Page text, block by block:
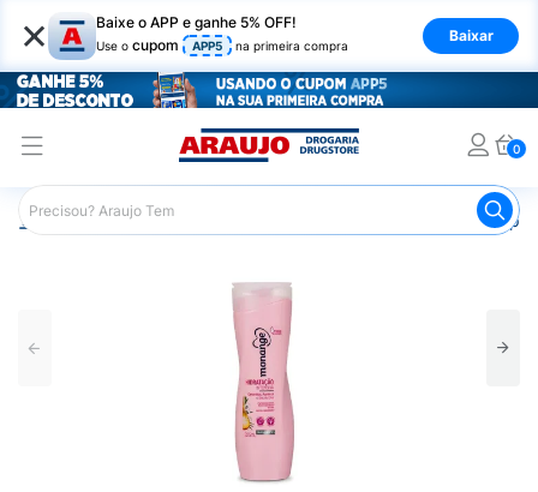
× Baixe o APP e ganhe 5% OFF!
Use o cupom APP5 na primeira compra
Baixar
0
Araujo Cabelo Cabelos de Todos os Tipos